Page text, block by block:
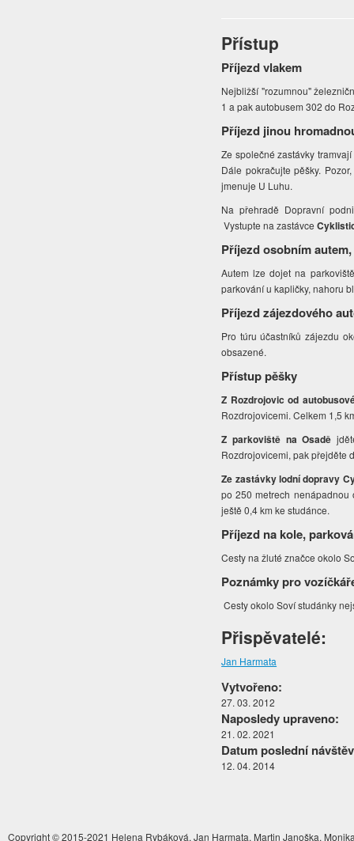
Přístup
Příjezd vlakem
Nejbližší "rozumnou"
1 a pak autobusem 302 do
Příjezd jinou
Ze společné zastávky
Dále pokračujte pěšky.
jmenuje U Luhu.
Na přehradě Dopravní
Vystupte na zastávce
Příjezd osobním
Autem lze dojet na
parkování u kapličky, nahoru
Příjezd zájezdového
Pro túru účastníků zájezdu
obsazené.
Přístup pěšky
Z Rozdrojovic od
Rozdrojovicemi. Celkem 1,5
Z parkoviště na Osadě
Rozdrojovicemi, pak přejděte
Ze zastávky lodní dopravy
po 250 metrech
ještě 0,4 km ke studánce.
Příjezd na kole,
Cesty na žluté značce okolo
Poznámky pro
Cesty okolo Soví studánky
Přispěvatelé:
Jan Harmata
Vytvořeno:
27. 03. 2012
Naposledy upraveno:
21. 02. 2021
Datum poslední
12. 04. 2014
Copyright © 2015-2021 Helena Rybáková, Jan Harmata, Martin Janoška,